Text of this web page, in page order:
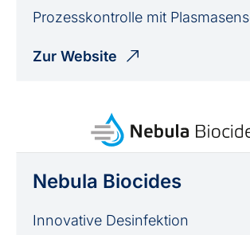
Prozesskontrolle mit
Zur Website
Nebula Biocides
Innovative Desinfektion